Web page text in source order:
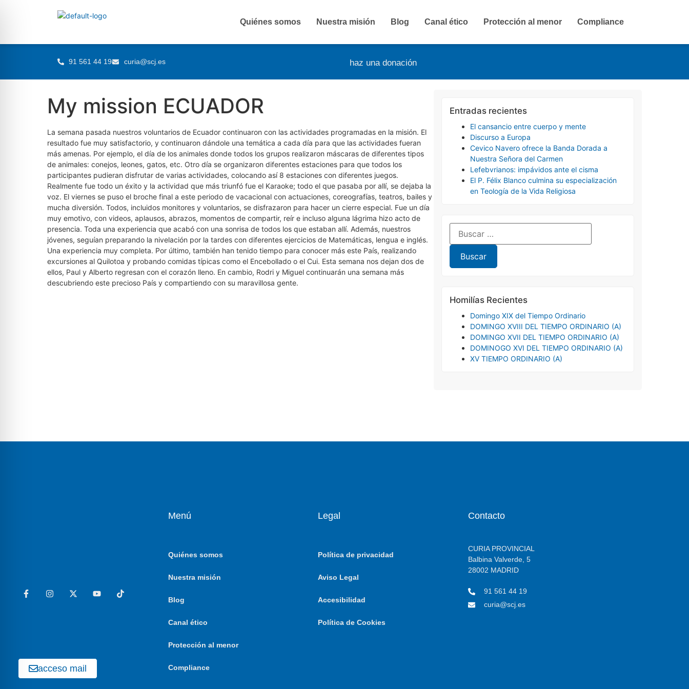
91 561 44 19 curia@scj.es haz una donación
Quiénes somos Nuestra misión Blog Canal ético Protección al menor Compliance
My mission ECUADOR
La semana pasada nuestros voluntarios de Ecuador continuaron con las actividades programadas en la misión. El
resultado fue muy satisfactorio, y continuaron dándole una temática a cada día para que las actividades fueran
más amenas. Por ejemplo, el día de los animales donde todos los grupos realizaron máscaras de diferentes tipos
de animales: conejos, leones, gatos, etc. Otro día se organizaron diferentes estaciones para que todos los
participantes pudieran disfrutar de varias actividades, colocando así 8 estaciones con diferentes juegos.
Realmente fue todo un éxito y la actividad que más triunfó fue el Karaoke; todo el que pasaba por allí, se dejaba la
voz. El viernes se puso el broche final a este periodo de vacacional con actuaciones, coreografías, teatros, bailes y
mucha diversión. Todos, incluidos monitores y voluntarios, se disfrazaron para hacer un cierre especial. Fue un día
muy emotivo, con videos, aplausos, abrazos, momentos de compartir, reír e incluso alguna lágrima hizo acto de
presencia. Toda una experiencia que acabó con una sonrisa de todos los que estaban allí. Además, nuestros
jóvenes, seguían preparando la nivelación por la tardes con diferentes ejercicios de Matemáticas, lengua e inglés.
Una experiencia muy completa. Por último, también han tenido tiempo para conocer más este País, realizando
excursiones al Quilotoa y probando comidas típicas como el Encebollado o el Cui. Esta semana nos dejan dos de
ellos, Paul y Alberto regresan con el corazón lleno. En cambio, Rodri y Miguel continuarán una semana más
descubriendo este precioso País y compartiendo con su maravillosa gente.
Entradas recientes
El cansancio entre cuerpo y mente
Discurso a Europa
Cevico Navero ofrece la Banda Dorada a
Nuestra Señora del Carmen
Lefebvrianos: impávidos ante el cisma
El P. Félix Blanco culmina su especialización
en Teología de la Vida Religiosa
Homilías Recientes
Domingo XIX del Tiempo Ordinario
DOMINGO XVIII DEL TIEMPO ORDINARIO (A)
DOMINGO XVII DEL TIEMPO ORDINARIO (A)
DOMINOGO XVI DEL TIEMPO ORDINARIO (A)
XV TIEMPO ORDINARIO (A)
acceso mail
Menú
Quiénes somos
Nuestra misión
Blog
Canal ético
Protección al menor
Compliance
Legal
Política de privacidad
Aviso Legal
Accesibilidad
Política de Cookies
Contacto
CURIA PROVINCIAL
Balbina Valverde, 5
28002 MADRID
91 561 44 19
curia@scj.es